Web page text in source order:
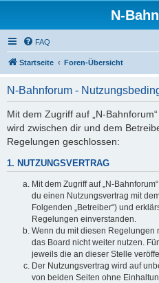
N-
FAQ
Startseite Foren-Übersicht
N-Bahnforum -
Mit dem Zugriff auf „N-
wird zwischen dir und dem
Regelungen geschlossen:
1. NUTZUNGSVERTRAG
Mit dem Zugriff auf „N-
du einen Nutzungsvertrag mit
Folgenden „Betreiber“) und
Regelungen einverstanden.
Wenn du mit diesen Regelungen
das Board nicht weiter nutzen.
jeweils die an dieser Stelle
Der Nutzungsvertrag wird auf
von beiden Seiten ohne